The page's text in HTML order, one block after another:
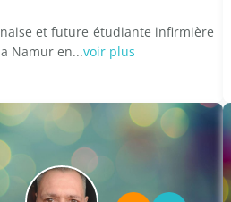
et future étudiante infirmière
Namur en...voir plus